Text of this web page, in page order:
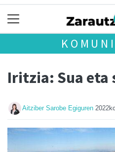
Iritzia: Sua eta
Aitziber Sarobe Egiguren